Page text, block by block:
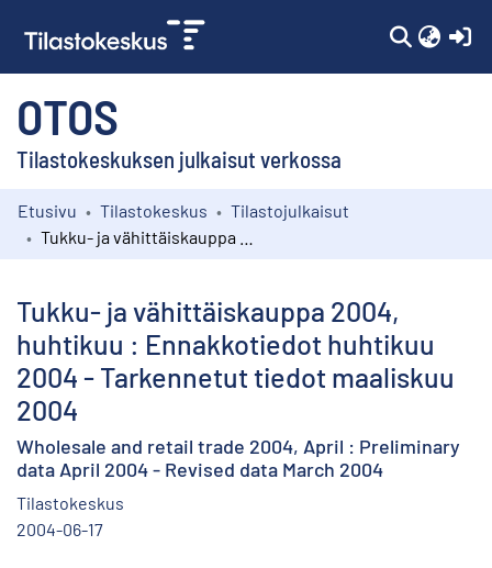
OTOS
Tilastokeskuksen julkaisut verkossa
Kokoelmat
Etusivu Tilastokeskus
Tilastojulkaisut
Tukku- ja vähittäiskauppa 2004,
huhtikuu : Ennakkotiedot huhtikuu
2004 - Tarkennetut tiedot maaliskuu
2004
Wholesale and retail trade 2004, April : Preliminary
data April 2004 - Revised data March 2004
Tilastokeskus
2004-06-17